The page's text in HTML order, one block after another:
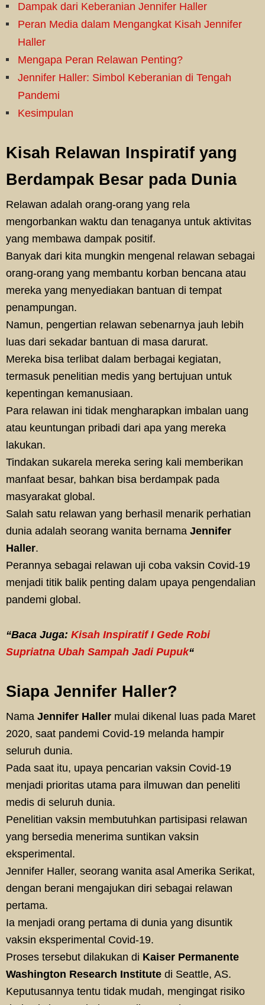
Dampak dari Keberanian Jennifer Haller
Peran Media dalam Mengangkat Kisah Jennifer
Haller
Mengapa Peran Relawan Penting?
Jennifer Haller: Simbol Keberanian di Tengah
Pandemi
Kesimpulan
Kisah Relawan Inspiratif yang
Berdampak Besar pada Dunia
Relawan adalah orang-orang yang rela
mengorbankan waktu dan tenaganya untuk aktivitas
yang membawa dampak positif.
Banyak dari kita mungkin mengenal relawan sebagai
orang-orang yang membantu korban bencana atau
mereka yang menyediakan bantuan di tempat
penampungan.
Namun, pengertian relawan sebenarnya jauh lebih
luas dari sekadar bantuan di masa darurat.
Mereka bisa terlibat dalam berbagai kegiatan,
termasuk penelitian medis yang bertujuan untuk
kepentingan kemanusiaan.
Para relawan ini tidak mengharapkan imbalan uang
atau keuntungan pribadi dari apa yang mereka
lakukan.
Tindakan sukarela mereka sering kali memberikan
manfaat besar, bahkan bisa berdampak pada
masyarakat global.
Salah satu relawan yang berhasil menarik perhatian
dunia adalah seorang wanita bernama Jennifer
Haller.
Perannya sebagai relawan uji coba vaksin Covid-19
menjadi titik balik penting dalam upaya pengendalian
pandemi global.
“Baca Juga: Kisah Inspiratif I Gede Robi
Supriatna Ubah Sampah Jadi Pupuk“
Siapa Jennifer Haller?
Nama Jennifer Haller mulai dikenal luas pada Maret
2020, saat pandemi Covid-19 melanda hampir
seluruh dunia.
Pada saat itu, upaya pencarian vaksin Covid-19
menjadi prioritas utama para ilmuwan dan peneliti
medis di seluruh dunia.
Penelitian vaksin membutuhkan partisipasi relawan
yang bersedia menerima suntikan vaksin
eksperimental.
Jennifer Haller, seorang wanita asal Amerika Serikat,
dengan berani mengajukan diri sebagai relawan
pertama.
Ia menjadi orang pertama di dunia yang disuntik
vaksin eksperimental Covid-19.
Proses tersebut dilakukan di Kaiser Permanente
Washington Research Institute di Seattle, AS.
Keputusannya tentu tidak mudah, mengingat risiko